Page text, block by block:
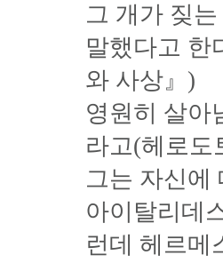
그 개가 짖
말했다고 한
와 사상』)
영원히 살아
라고(헤로도
그는 자신에
아이탈리데
런데 헤르메